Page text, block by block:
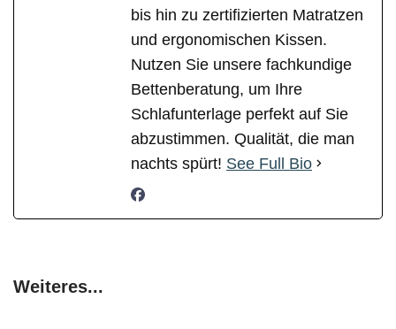
bis hin zu zertifizierten Matratzen
und ergonomischen Kissen.
Nutzen Sie unsere fachkundige
Bettenberatung, um Ihre
Schlafunterlage perfekt auf Sie
abzustimmen. Qualität, die man
nachts spürt! See Full Bio
Weiteres...